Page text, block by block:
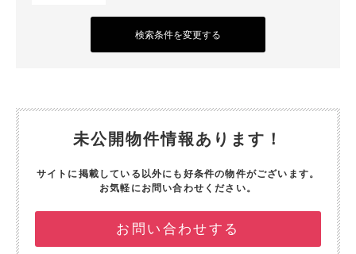
検索条件を変更する
未公開物件情報あります！
サイトに掲載している以外にも好条件の物件がございます。
お気軽にお問い合わせください。
お問い合わせする